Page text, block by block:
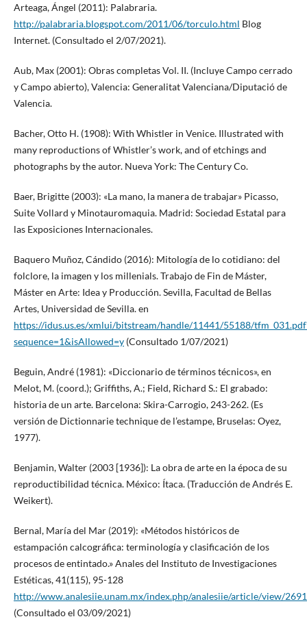
Arteaga, Ángel (2011): Palabraria.
http://palabraria.blogspot.com/2011/06/torculo.html Blog
Internet. (Consultado el 2/07/2021).
Aub, Max (2001): Obras completas Vol. II. (Incluye Campo cerrado
y Campo abierto), Valencia: Generalitat Valenciana/Diputació de
Valencia.
Bacher, Otto H. (1908): With Whistler in Venice. Illustrated with
many reproductions of Whistler’s work, and of etchings and
photographs by the autor. Nueva York: The Century Co.
Baer, Brigitte (2003): «La mano, la manera de trabajar» Picasso,
Suite Vollard y Minotauromaquia. Madrid: Sociedad Estatal para
las Exposiciones Internacionales.
Baquero Muñoz, Cándido (2016): Mitología de lo cotidiano: del
folclore, la imagen y los millenials. Trabajo de Fin de Máster,
Máster en Arte: Idea y Producción. Sevilla, Facultad de Bellas
Artes, Universidad de Sevilla. en
https://idus.us.es/xmlui/bitstream/handle/11441/55188/
sequence=1&isAllowed=y(Consultado 1/07/2021)
Beguin, André (1981): «Diccionario de términos técnicos», en
Melot, M. (coord.); Griffiths, A.; Field, Richard S.: El grabado:
historia de un arte. Barcelona: Skira-Carrogio, 243-262. (Es
versión de Dictionnarie technique de l’estampe, Bruselas: Oyez,
1977).
Benjamin, Walter (2003 [1936]): La obra de arte en la época de su
reproductibilidad técnica. México: Ítaca. (Traducción de Andrés E.
Weikert).
Bernal, María del Mar (2019): «Métodos históricos de
estampación calcográfica: terminología y clasificación de los
procesos de entintado.» Anales del Instituto de Investigaciones
Estéticas, 41(115), 95-128
http://www.analesiie.unam.mx/index.php/analesiie/article/view/2691
(Consultado el 03/09/2021)